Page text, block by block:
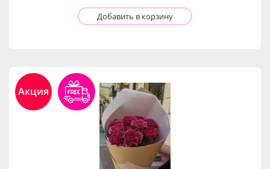
Добавить в корзину
Акция